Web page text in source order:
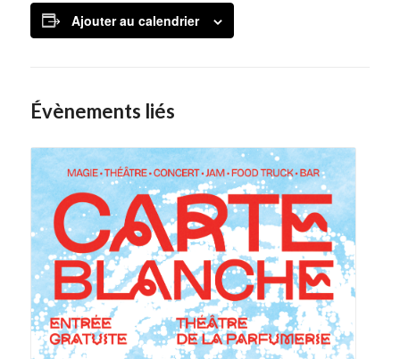
Ajouter au calendrier
Évènements liés